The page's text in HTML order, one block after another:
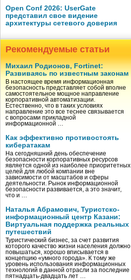
Open Conf 2026: UserGate
представил свое видение
архитектуры сетевого доверия
Рекомендуемые статьи
Михаил Родионов, Fortinet:
Развиваясь по известным законам
В настоящее время информационная
безопасность представляет собой вполне
самостоятельное мощное направление
корпоративной автоматизации.
Естественно, что в таких условиях
направление это все теснее связывается
с вопросами прикладной
информационной …
Как эффективно противостоять
кибератакам
На сегодняшний день обеспечение
безопасности корпоративных ресурсов
является одной из наиболее приоритетных
целей для любой компании вне
зависимости от масштабов и сферы
деятельности. Рынок информационной
безопасности развивается, а это значит,
что и …
Наталья Абрамович, Туристско-
информационный центр Казани:
Виртуальная поддержка реальных
путешествий
Туристический бизнес, за счет развития
которого качество жизни населения должно
повышаться, хорошо вписывается в
концепцию «умного города». К тому же
уровень использования информационных
технологий в данной отрасли за последние
пятнадцать-двадцать лет …